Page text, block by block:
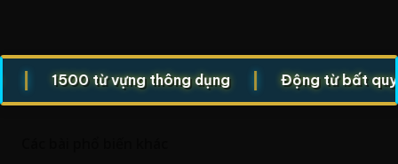
1500 từ vựng thông dụng | Động từ bất quy